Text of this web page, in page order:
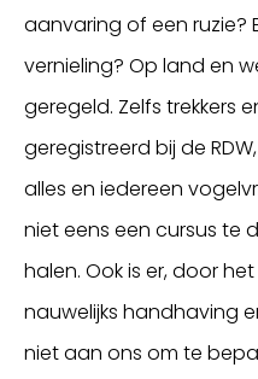
aanvaring of een ruzie?
vernieling? Op land en
geregeld. Zelfs trekkers
geregistreerd bij de
alles en iedereen
niet eens een cursus te
halen. Ook is er, door
nauwelijks handhaving
niet aan ons om te